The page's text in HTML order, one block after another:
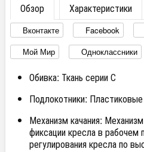
Обзор Характеристики
Вконтакте Facebook
Мой Мир
Одноклассники
Обивка: Ткань серии С
Подлокотники: Пластиковые
Механизм качания:
фиксации кресла в
регулирования кресла по